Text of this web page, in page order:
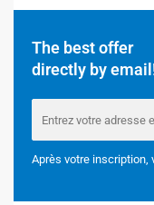
The best offer
directly by
Après votre inscription,